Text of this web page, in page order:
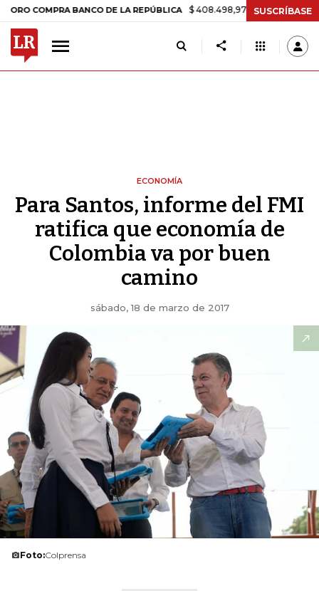
BANCO DE LA REPÚBLICA $ 408.498,97 +$ 8.753,81 +2,19%
SUSCRÍBASE
ECONOMÍA
Para Santos, informe del FMI
ratifica que economía de
Colombia va por buen
camino
sábado, 18 de marzo de 2017
Foto:Colprensa